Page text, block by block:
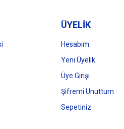
Gönder
ÜYELİK
Hesabım
Yeni Üyelik
Üye Girişi
Şifremi Unuttum
Sepetiniz